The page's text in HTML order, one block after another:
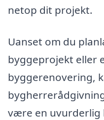
netop dit projekt.
Uanset om du
byggeprojekt eller
byggerenovering,
være en uvurderlig